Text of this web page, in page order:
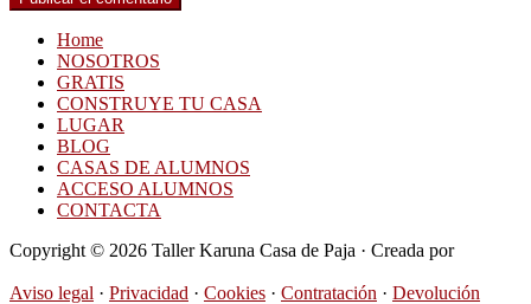
Home
NOSOTROS
GRATIS
CONSTRUYE TU CASA
LUGAR
BLOG
CASAS DE ALUMNOS
ACCESO ALUMNOS
CONTACTA
Copyright © 2026 Taller Karuna Casa de Paja · Creada por
Aviso legal · Privacidad · Cookies · Contratación · Devolución